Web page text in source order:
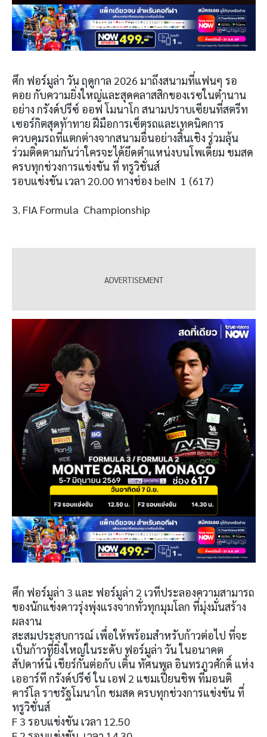
ศึก ฟอร์มูล่า วัน ฤดูกาล 2026 มาถึงสนามที่แฟนๆ รอ
คอย กับความยิ่งใหญ่และสุดคลาสสิกของเรซในตำนาน
อย่าง กรังด์ปรีซ์ ออฟ โมนาโก สนามปราบเซียนที่สตรีท
เซอร์กิตสุดท้าทาย ฝีมือการเซ็ตรถและเทคนิคการ
ควบคุมรถที่แตกต่างจากสนามอื่นอย่างสิ้นเชิง ร่วมลุ้น
ร่วมติดตามกันว่าใครจะได้ยึดตำแหน่งบนโพเดี้ยม ชมสด
ครบทุกช่วงการแข่งขัน ที่ ทรูวิชั่นส์
รอบแข่งขัน เวลา 20.00 ทางช่อง beIN 1 (617)
3. FIA Formula Championship
ศึก ฟอร์มูล่า 3 และ ฟอร์มูล่า 2 เวทีประลองความสามารถ
ของนักแข่งดาวรุ่งพุ่งแรงจากทั่วทุกมุมโลก ที่มุ่งมั่นสร้าง
ผลงาน
สะสมประสบการณ์ เพื่อให้พร้อมสำหรับก้าวต่อไป ที่จะ
เป็นก้าวที่ยิ่งใหญ่ในระดับ ฟอร์มูล่า วัน ในอนาคต
สัปดาห์นี้ เชียร์กันต่อกับ เติ้น ทัศนพล อินทรภูวศักดิ์ แห่ง
เออาร์ที กรังด์ปรีซ์ ใน เอฟ 2 แชมเปี้ยนชิพ ที่มอนติ
คาร์โล ราชรัฐโมนาโก ชมสด ครบทุกช่วงการแข่งขัน ที่
ทรูวิชั่นส์
F 3 รอบแข่งขัน เวลา 12.50